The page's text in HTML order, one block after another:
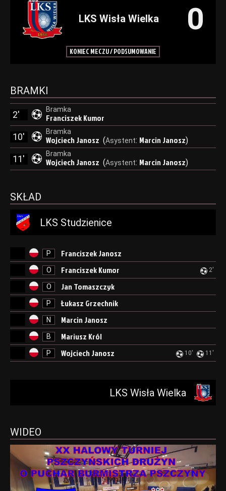
LKS Wisła Wielka 0
KONIEC MECZU / PODSUMOWANIE
BRAMKI
Bramka
Franciszek Kumor
2'
Bramka
Wojciech Janosz (Asystent: Marcin Janosz)
10'
Bramka
Wojciech Janosz (Asystent: Marcin Janosz)
11'
SKŁAD
LKS Studzienice
P Franciszek Janosz
O Franciszek Kumor 2'
O Jan Tomaszczyk
P Łukasz Grzechnik
N Marcin Janosz
B Mariusz Król
P Wojciech Janosz 10' 11'
LKS Wisła Wielka
WIDEO